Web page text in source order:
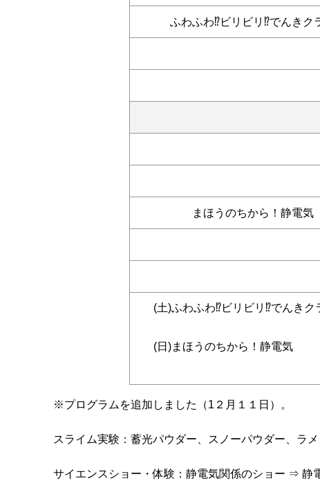
ふわふわ⁉ビリビリ⁉でんきク
まほうのちから！静電気
(土)ふわふわ⁉ビリビリ⁉でんきク
(日)まほうのちから！静電気
※プログラムを追加しました（1２月１１日）。
スライム実験：蓄光パウダー、スノーパウダー、ラ
サイエンスショー・体験：静電気関係のショー ⇒ 静